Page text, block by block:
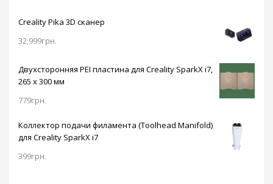
градусов,
значительно
расширяет
позволяет печатать
изделия различной
сложности из
Принтер оснащен
датчиком
окончания
Creality Pika 3D сканер
32,999грн.
Двухсторонняя PEI пластина для Creality SparkX i7,
265 x 300 мм
779грн.
Коллектор подачи филамента (Toolhead Manifold)
для Creality SparkX i7
399грн.